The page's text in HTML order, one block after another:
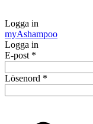
Logga in
myAshampoo
Logga in
E-post *
Lösenord *